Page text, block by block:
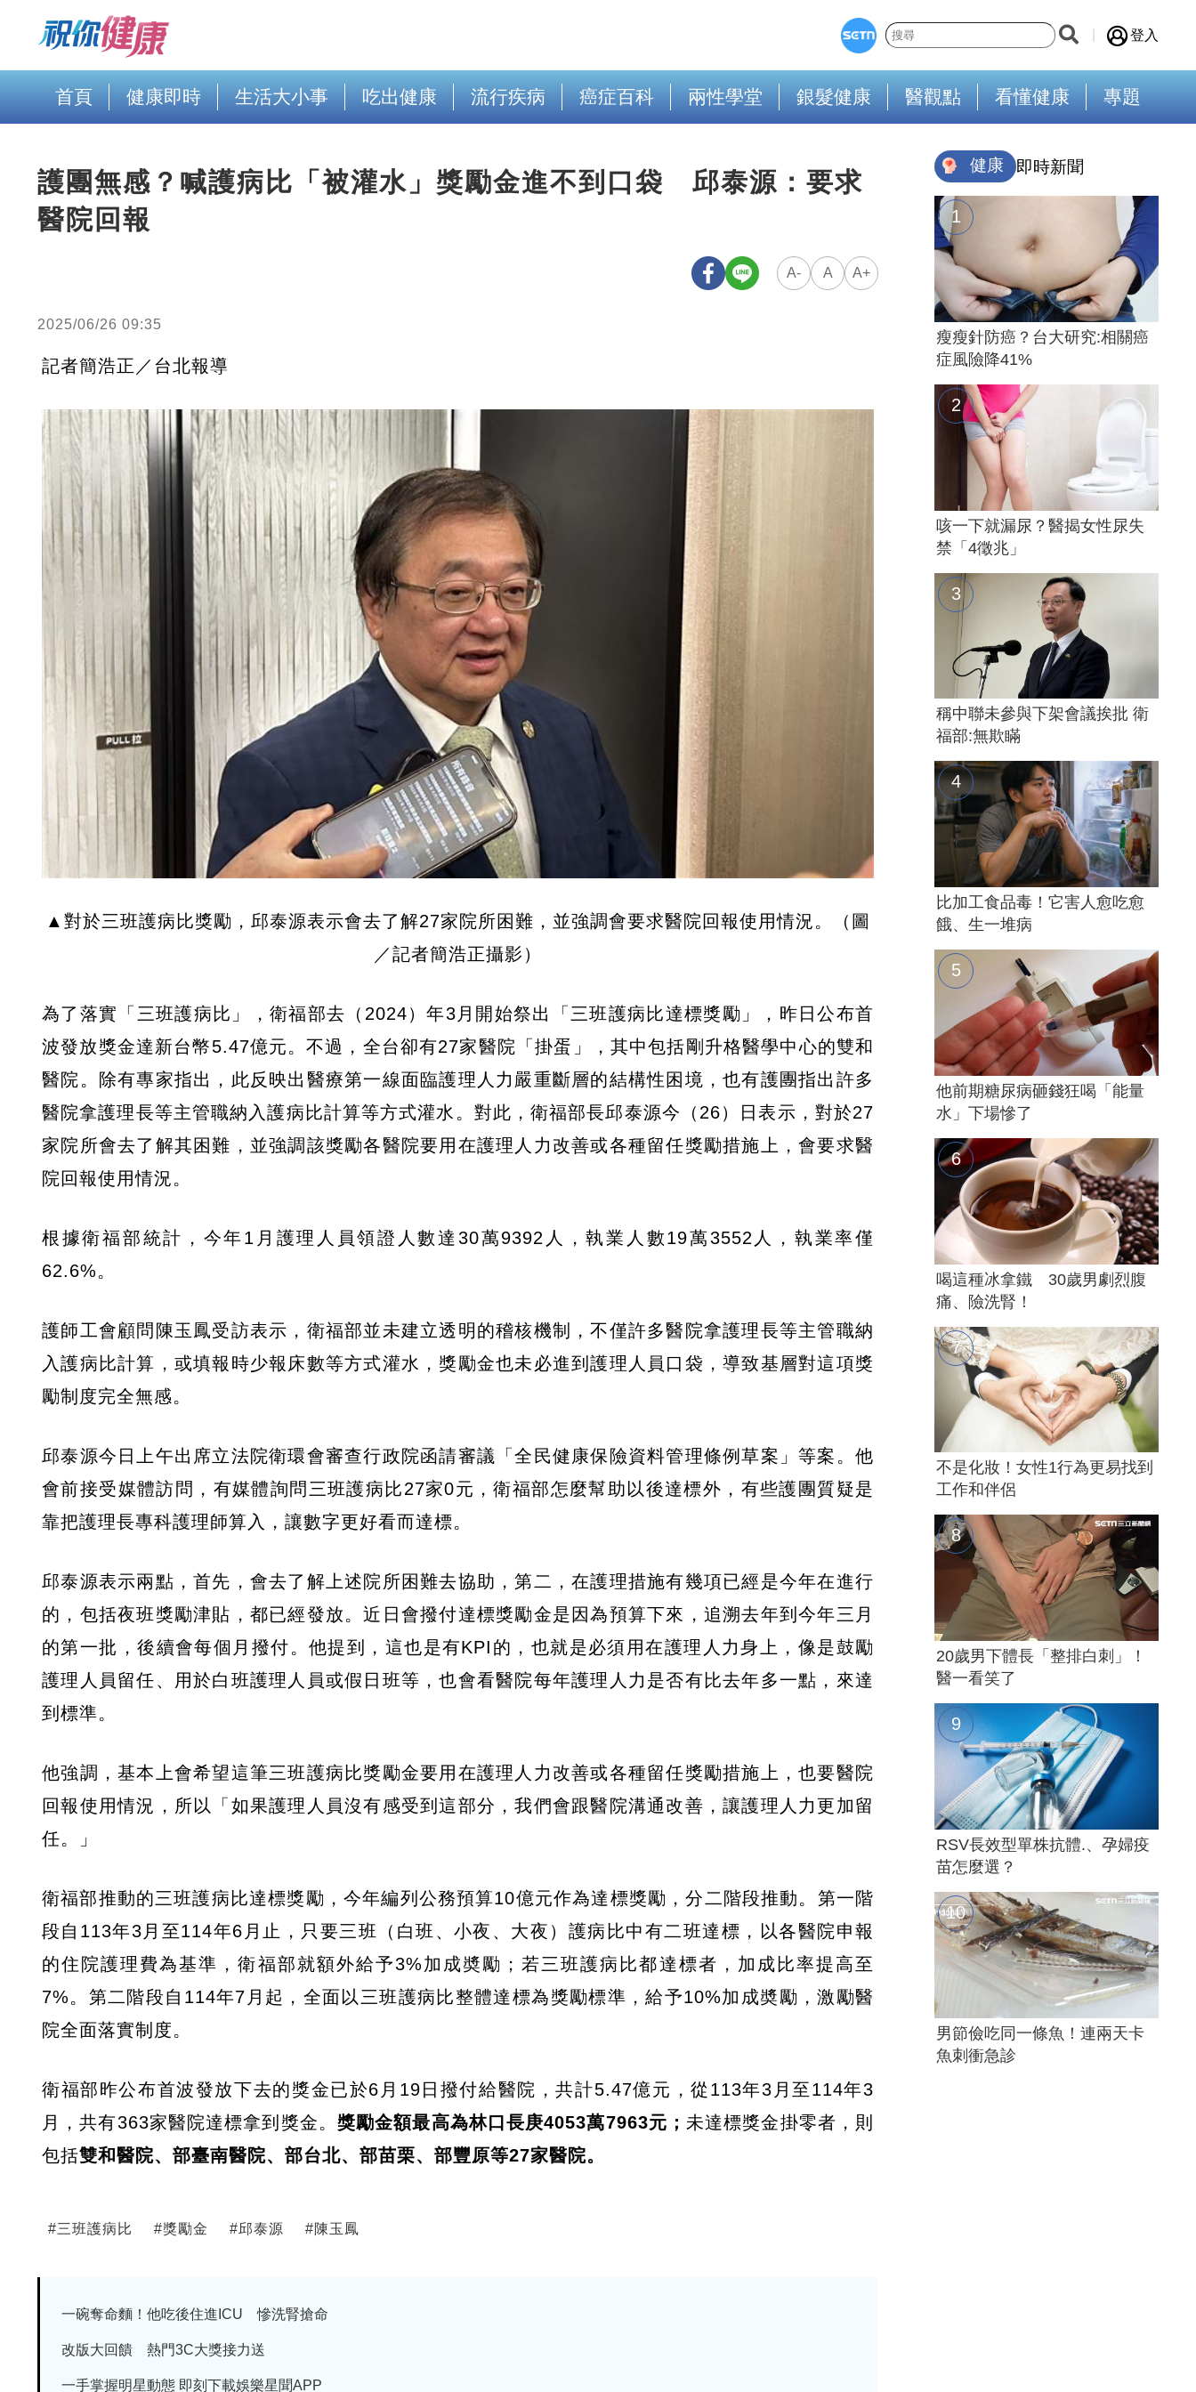
登入
首頁 健康即時 生活大小事 吃出健康 流行疾病 癌症百科 兩性學堂 銀髮健康 醫觀點 看懂健康 專題
護團無感？喊護病比「被灌水」獎勵金進不到口袋 邱泰源：要求
醫院回報
A- A A+
2025/06/26 09:35
記者簡浩正／台北報導
▲對於三班護病比獎勵，邱泰源表示會去了解27家院所困難，並強調會要求醫院回報使用情況。（圖
／記者簡浩正攝影）
為了落實「三班護病比」，衛福部去（2024）年3月開始祭出「三班護病比達標獎勵」，昨日公布首
波發放獎金達新台幣5.47億元。不過，全台卻有27家醫院「掛蛋」，其中包括剛升格醫學中心的雙和
醫院。除有專家指出，此反映出醫療第一線面臨護理人力嚴重斷層的結構性困境，也有護團指出許多
醫院拿護理長等主管職納入護病比計算等方式灌水。對此，衛福部長邱泰源今（26）日表示，對於27
家院所會去了解其困難，並強調該獎勵各醫院要用在護理人力改善或各種留任獎勵措施上，會要求醫
院回報使用情況。
根據衛福部統計，今年1月護理人員領證人數達30萬9392人，執業人數19萬3552人，執業率僅
62.6%。
護師工會顧問陳玉鳳受訪表示，衛福部並未建立透明的稽核機制，不僅許多醫院拿護理長等主管職納
入護病比計算，或填報時少報床數等方式灌水，獎勵金也未必進到護理人員口袋，導致基層對這項獎
勵制度完全無感。
邱泰源今日上午出席立法院衛環會審查行政院函請審議「全民健康保險資料管理條例草案」等案。他
會前接受媒體訪問，有媒體詢問三班護病比27家0元，衛福部怎麼幫助以後達標外，有些護團質疑是
靠把護理長專科護理師算入，讓數字更好看而達標。
邱泰源表示兩點，首先，會去了解上述院所困難去協助，第二，在護理措施有幾項已經是今年在進行
的，包括夜班獎勵津貼，都已經發放。近日會撥付達標獎勵金是因為預算下來，追溯去年到今年三月
的第一批，後續會每個月撥付。他提到，這也是有KPI的，也就是必須用在護理人力身上，像是鼓勵
護理人員留任、用於白班護理人員或假日班等，也會看醫院每年護理人力是否有比去年多一點，來達
到標準。
他強調，基本上會希望這筆三班護病比獎勵金要用在護理人力改善或各種留任獎勵措施上，也要醫院
回報使用情況，所以「如果護理人員沒有感受到這部分，我們會跟醫院溝通改善，讓護理人力更加留
任。」
衛福部推動的三班護病比達標獎勵，今年編列公務預算10億元作為達標獎勵，分二階段推動。第一階
段自113年3月至114年6月止，只要三班（白班、小夜、大夜）護病比中有二班達標，以各醫院申報
的住院護理費為基準，衛福部就額外給予3%加成奬勵；若三班護病比都達標者，加成比率提高至
7%。第二階段自114年7月起，全面以三班護病比整體達標為獎勵標準，給予10%加成奬勵，激勵醫
院全面落實制度。
衛福部昨公布首波發放下去的獎金已於6月19日撥付給醫院，共計5.47億元，從113年3月至114年3
月，共有363家醫院達標拿到獎金。 獎勵金額最高為林口長庚4053萬7963元； 未達標獎金掛零者，則
包括雙和醫院、部臺南醫院、部台北、部苗栗、部豐原等27家醫院。
#三班護病比 #獎勵金 #邱泰源 #陳玉鳳
一碗奪命麵！他吃後住進ICU 慘洗腎搶命
改版大回饋 熱門3C大獎接力送
一手掌握明星動態 即刻下載娛樂星聞APP
健康 即時新聞
瘦瘦針防癌？台大研究:相關癌
症風險降41%
咳一下就漏尿？醫揭女性尿失
禁「4徵兆」
稱中聯未參與下架會議挨批 衛
福部:無欺瞞
比加工食品毒！它害人愈吃愈
餓、生一堆病
他前期糖尿病砸錢狂喝「能量
水」下場慘了
喝這種冰拿鐵 30歲男劇烈腹
痛、險洗腎！
不是化妝！女性1行為更易找到
工作和伴侶
20歲男下體長「整排白刺」！
醫一看笑了
RSV長效型單株抗體.、孕婦疫
苗怎麼選？
男節儉吃同一條魚！連兩天卡
魚刺衝急診